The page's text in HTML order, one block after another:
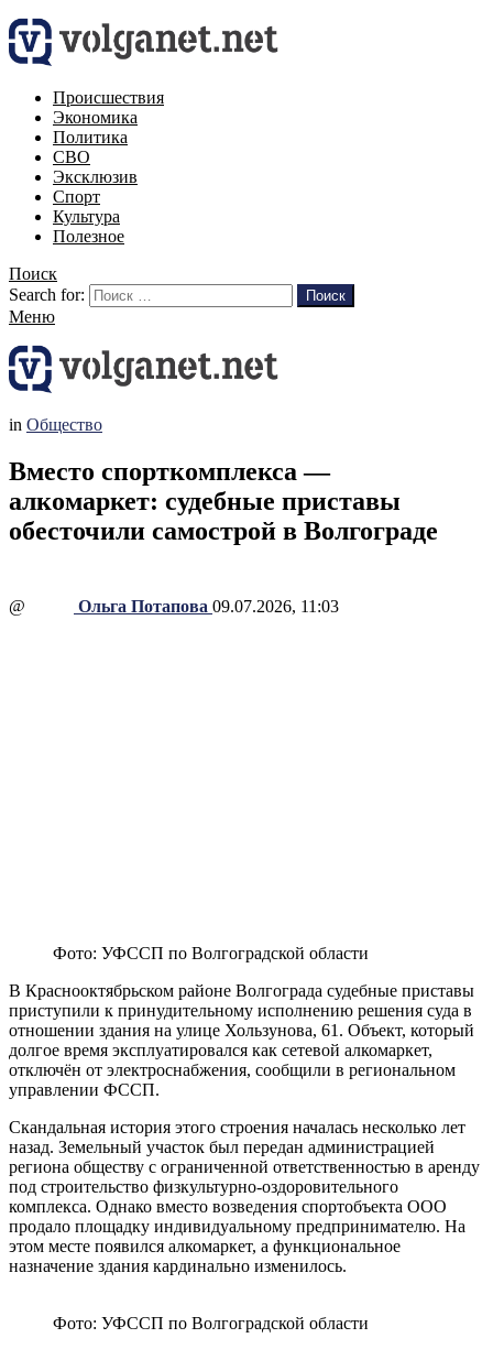
Происшествия
Экономика
Политика
СВО
Эксклюзив
Спорт
Культура
Полезное
Поиск
Search for:
Поиск
Меню
in Общество
Вместо спорткомплекса —
алкомаркет: судебные приставы
обесточили самострой в Волгограде
@ Ольга Потапова 09.07.2026, 11:03
Фото: УФССП по Волгоградской области
В Краснооктябрьском районе Волгограда судебные приставы
приступили к принудительному исполнению решения суда в
отношении здания на улице Хользунова, 61. Объект, который
долгое время эксплуатировался как сетевой алкомаркет,
отключён от электроснабжения, сообщили в региональном
управлении ФССП.
Скандальная история этого строения началась несколько лет
назад. Земельный участок был передан администрацией
региона обществу с ограниченной ответственностью в аренду
под строительство физкультурно-оздоровительного
комплекса. Однако вместо возведения спортобъекта ООО
продало площадку индивидуальному предпринимателю. На
этом месте появился алкомаркет, а функциональное
назначение здания кардинально изменилось.
Фото: УФССП по Волгоградской области